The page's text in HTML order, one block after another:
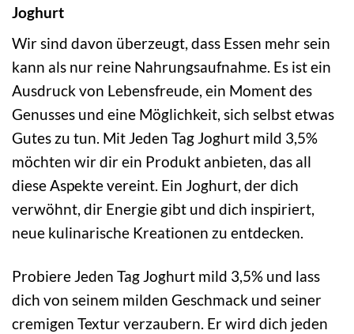
Joghurt
Wir sind davon überzeugt, dass Essen mehr sein
kann als nur reine Nahrungsaufnahme. Es ist ein
Ausdruck von Lebensfreude, ein Moment des
Genusses und eine Möglichkeit, sich selbst etwas
Gutes zu tun. Mit Jeden Tag Joghurt mild 3,5%
möchten wir dir ein Produkt anbieten, das all
diese Aspekte vereint. Ein Joghurt, der dich
verwöhnt, dir Energie gibt und dich inspiriert,
neue kulinarische Kreationen zu entdecken.
Probiere Jeden Tag Joghurt mild 3,5% und lass
dich von seinem milden Geschmack und seiner
cremigen Textur verzaubern. Er wird dich jeden